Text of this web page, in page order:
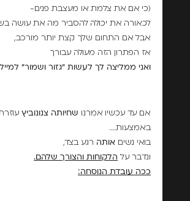
(כי אם את צלמת או מעצבת פנים-
לכאורה את יכולה להסביר מה את עושה
אבל אם התחום שלך קצת יותר מורכב,
אז הפתרון הזה מעולה עבורך
ואני ממליצה לך לעשות "גזור ושמור"
אם עד עכשיו אמרנו שחיותה צנונוביץ
באמצעות….
בואי נשים אותה רגע בצד,
ונדבר על הלקוחות והצורך שלהם.
ככה עובדת הנוסחה: